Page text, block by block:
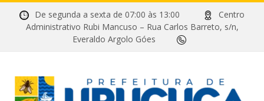
De segunda a sexta de 07:00 às 13:00
Centro
Administrativo Rubi Mancuso – Rua Carlos Barreto, s/n,
Everaldo Argolo Góes